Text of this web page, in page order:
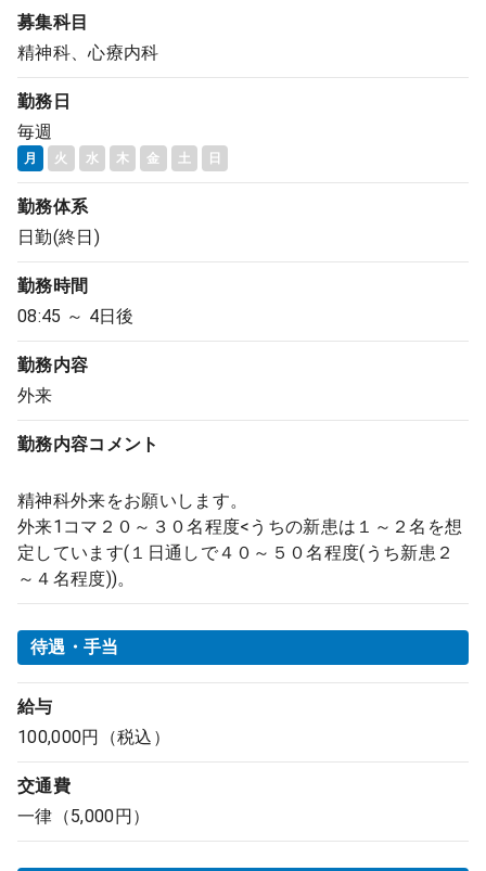
募集科目
精神科、心療内科
勤務日
毎週
月 火 水 木 金 土 日
勤務体系
日勤(終日)
勤務時間
08:45 ～ 4日後
勤務内容
外来
勤務内容コメント
精神科外来をお願いします。
外来1コマ２０～３０名程度<うちの新患は１～２名を想
定しています(１日通しで４０～５０名程度(うち新患２
～４名程度))。
待遇・手当
給与
100,000円（税込）
交通費
一律（5,000円）